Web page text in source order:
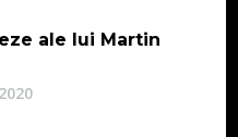
ale lui Martin